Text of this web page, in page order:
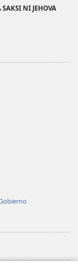
NI JEHOVA